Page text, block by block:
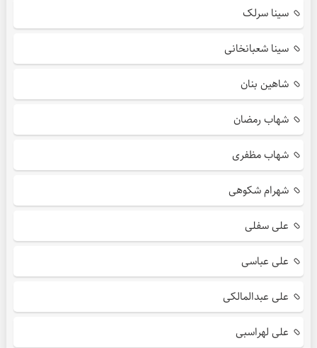
سینا سرلک
سینا شعبانخانی
شاهین بنان
شهاب رمضان
شهاب مظفری
شهرام شکوهی
علی سفلی
علی عباسی
علی عبدالمالکی
علی لهراسبی